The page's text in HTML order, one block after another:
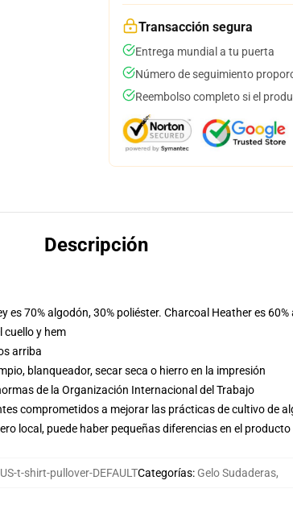
Transacción segura
Entrega mundial a tu puerta
Número de seguimiento
Reembolso completo si el
Descripción
70% algodón, 30% poliéster. Charcoal Heather es
cuello y hem
arriba
blanqueador, secar seca o hierro en la impresión
de la Organización Internacional del Trabajo
comprometidos a mejorar las prácticas de cultivo de
local, puede haber pequeñas diferencias en el
t-shirt-pullover-DEFAULTCategorías: Gelo Sudaderas,